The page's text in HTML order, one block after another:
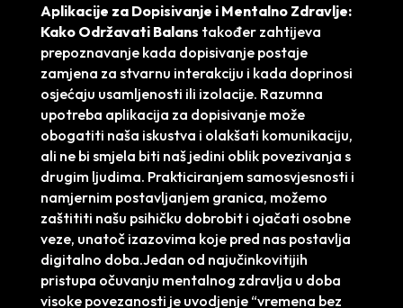
Aplikacije za Dopisivanje i Mentalno Zdravlje:
Kako Održavati Balans također zahtijeva
prepoznavanje kada dopisivanje postaje
zamjena za stvarnu interakciju i kada doprinosi
osjećaju usamljenosti ili izolacije. Razumna
upotreba aplikacija za dopisivanje može
obogatiti naša iskustva i olakšati komunikaciju,
ali ne bi smjela biti naš jedini oblik povezivanja s
drugim ljudima. Prakticiranjem samosvjesnosti i
namjernim postavljanjem granica, možemo
zaštititi našu psihičku dobrobit i ojačati osobne
veze, unatoč izazovima koje pred nas postavlja
digitalno doba.Jedan od najučinkovitijih
pristupa očuvanju mentalnog zdravlja u doba
visoke povezanosti je uvodjenje “vremena bez